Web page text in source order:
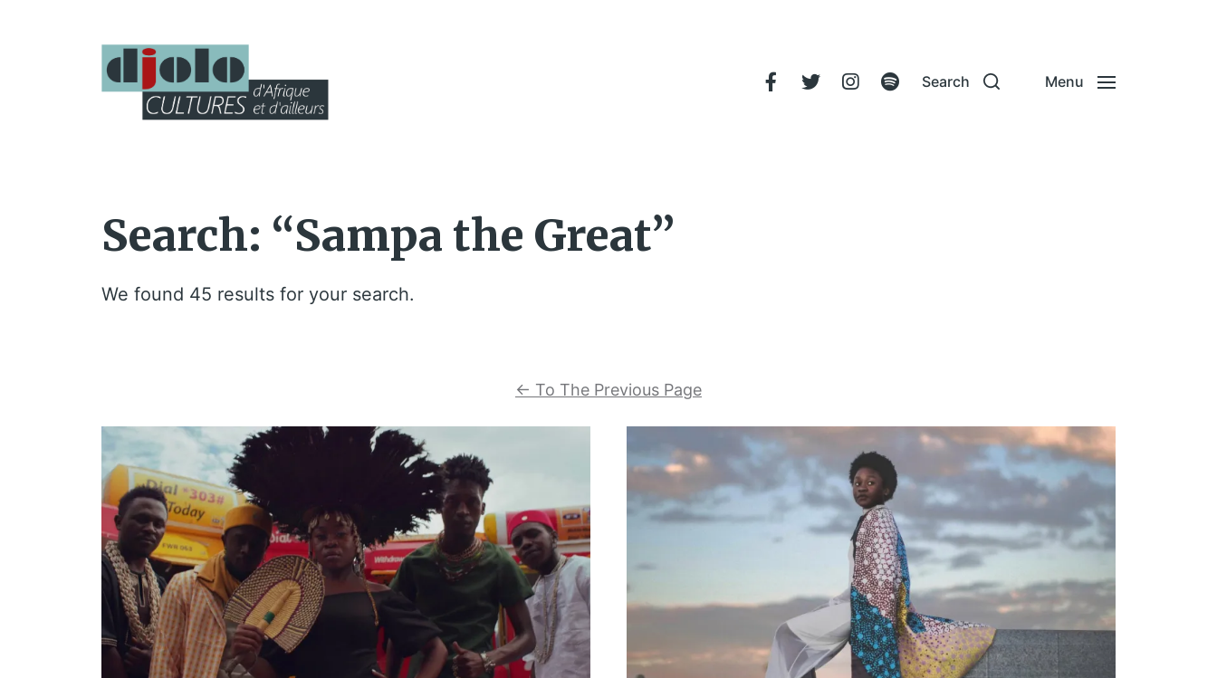
Search Menu
Search: “Sampa the Great”
We found 45 results for your search.
← To The Previous Page